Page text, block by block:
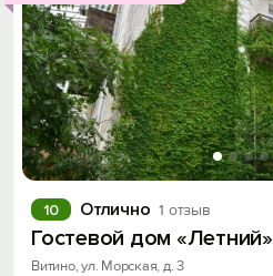
Отлично 1 отзыв
10
Гостевой дом «Летний»
Витино, ул. Морская, д. 3